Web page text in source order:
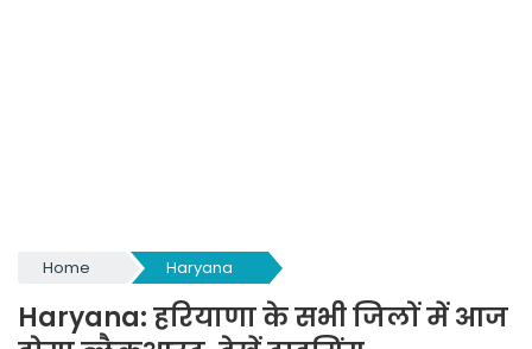
Home Haryana
Haryana: हरियाणा के सभी जिलों में आज